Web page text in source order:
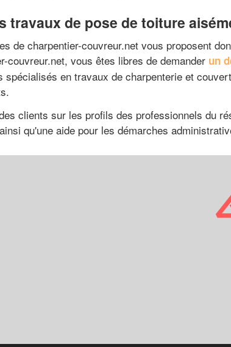
de pose de toiture
de charpentier-couvreur.net vous proposent
couvreur.net, vous êtes libres de demander un
en travaux de charpenterie et
clients sur les profils des professionnels du
qu'une aide pour les démarches